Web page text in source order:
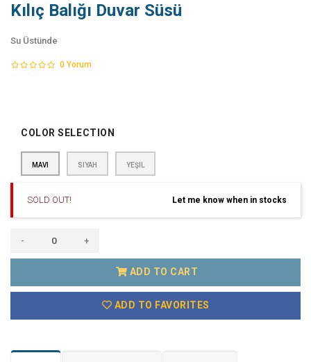
Kılıç Balığı Duvar Süsü
Su Üstünde
0 Yorum
COLOR SELECTION
MAVI SIYAH YEŞIL
SOLD OUT! Let me know when in stocks
- +
ADD TO CART
ADD TO FAVORITES